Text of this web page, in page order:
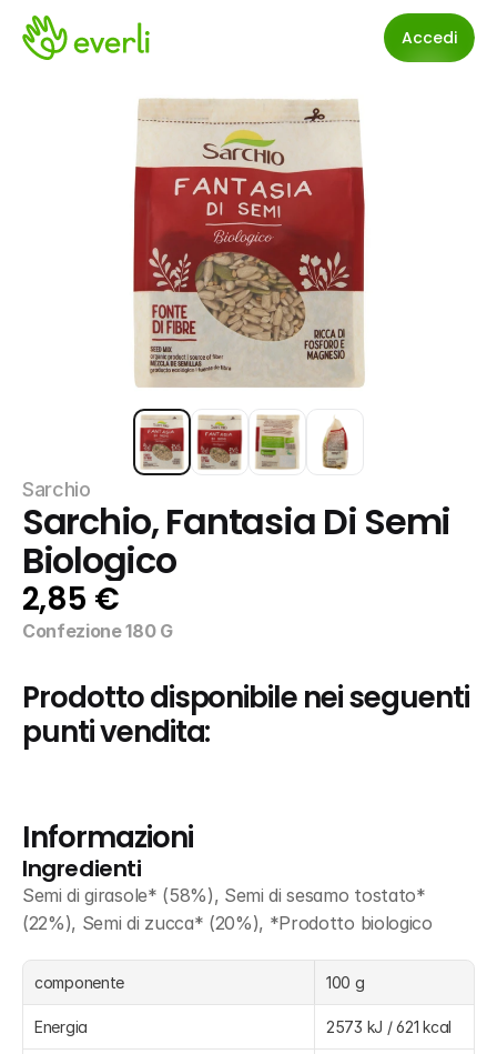
Accedi
Sarchio
Sarchio, Fantasia Di Semi
Biologico
2,85 €
Confezione 180 G
Prodotto disponibile nei seguenti
punti vendita:
Informazioni
Ingredienti
Semi di girasole* (58%), Semi di sesamo tostato*
(22%), Semi di zucca* (20%), *Prodotto biologico
componente 100 g
Energia 2573 kJ / 621 kcal